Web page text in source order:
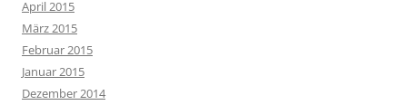
April 2015
März 2015
Februar 2015
Januar 2015
Dezember 2014